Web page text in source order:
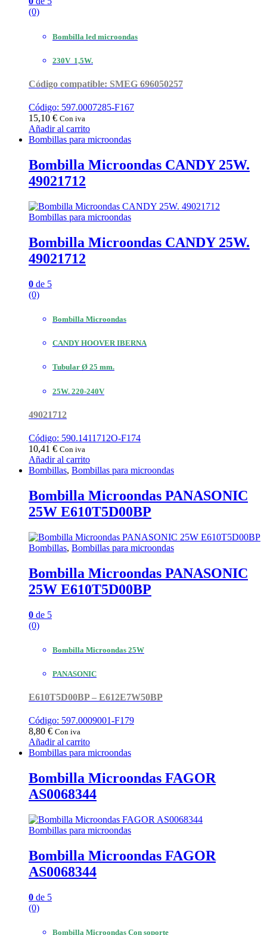
(0)
Bombilla led microondas
230V 1,5W.
Código compatible: SMEG 696050257
Código: 597.0007285-F167
15,10 € Con iva
Añadir al carrito
Bombillas para microondas
Bombilla Microondas CANDY 25W.
49021712
Bombillas para microondas
Bombilla Microondas CANDY 25W.
49021712
0 de 5
(0)
Bombilla Microondas
CANDY HOOVER IBERNA
Tubular Ø 25 mm.
25W. 220-240V
49021712
Código: 590.1411712O-F174
10,41 € Con iva
Añadir al carrito
Bombillas, Bombillas para microondas
Bombilla Microondas PANASONIC
25W E610T5D00BP
Bombillas, Bombillas para microondas
Bombilla Microondas PANASONIC
25W E610T5D00BP
0 de 5
(0)
Bombilla Microondas 25W
PANASONIC
E610T5D00BP – E612E7W50BP
Código: 597.0009001-F179
8,80 € Con iva
Añadir al carrito
Bombillas para microondas
Bombilla Microondas FAGOR
AS0068344
Bombillas para microondas
Bombilla Microondas FAGOR
AS0068344
0 de 5
(0)
Bombilla Microondas Con soporte